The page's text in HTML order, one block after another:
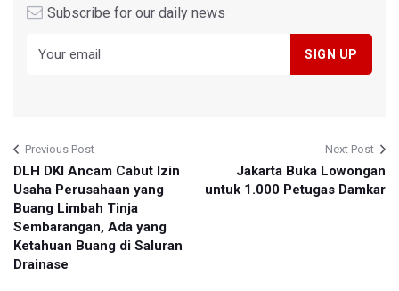
Subscribe for our daily news
Previous Post
DLH DKI Ancam Cabut Izin
Usaha Perusahaan yang
Buang Limbah Tinja
Sembarangan, Ada yang
Ketahuan Buang di Saluran
Drainase
Next Post
Jakarta Buka Lowongan
untuk 1.000 Petugas Damkar